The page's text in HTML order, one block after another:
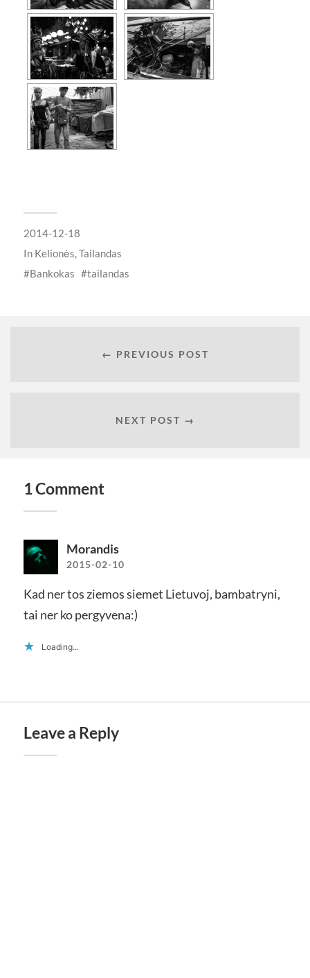
2014-12-18
In Kelionės,Tailandas
Bankokas
tailandas
← PREVIOUS POST
NEXT POST →
1 Comment
Morandis
2015-02-10
Kad ner tos ziemos siemet Lietuvoj, bambatryni,
tai ner ko pergyvena:)
Loading...
Leave a Reply